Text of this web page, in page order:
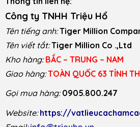
Công ty TNHH Triệu Hổ
Tên tiếng anh: Tiger Million
Tên viết tắt: Tiger Million Co .,Ltd
Kho hàng: BẮC – TRUNG – NAM
Giao hàng: TOÀN QUỐC 63 TỈNH
Gọi mua hàng: 0905.800.247
Website: https://